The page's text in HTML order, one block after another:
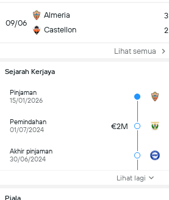
09/06
Almeria
Castellon
3
2
Lihat semua
Sejarah Kerjaya
Pinjaman
15/01/2026
Pemindahan
01/07/2024
€2M
Akhir pinjaman
30/06/2024
Lihat lagi
Piala